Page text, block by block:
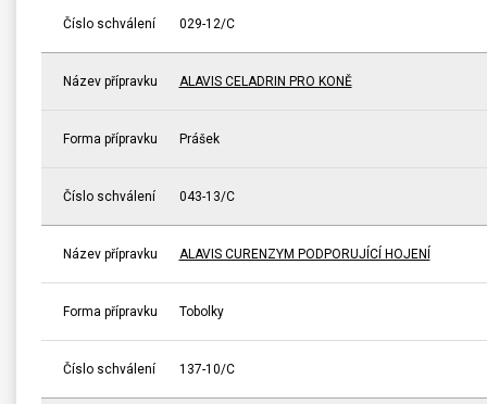
Číslo schválení 029-12/C
Název přípravku ALAVIS CELADRIN PRO KONĚ
Forma přípravku Prášek
Číslo schválení 043-13/C
Název přípravku ALAVIS CURENZYM PODPORUJÍCÍ HOJENÍ
Forma přípravku Tobolky
Číslo schválení 137-10/C